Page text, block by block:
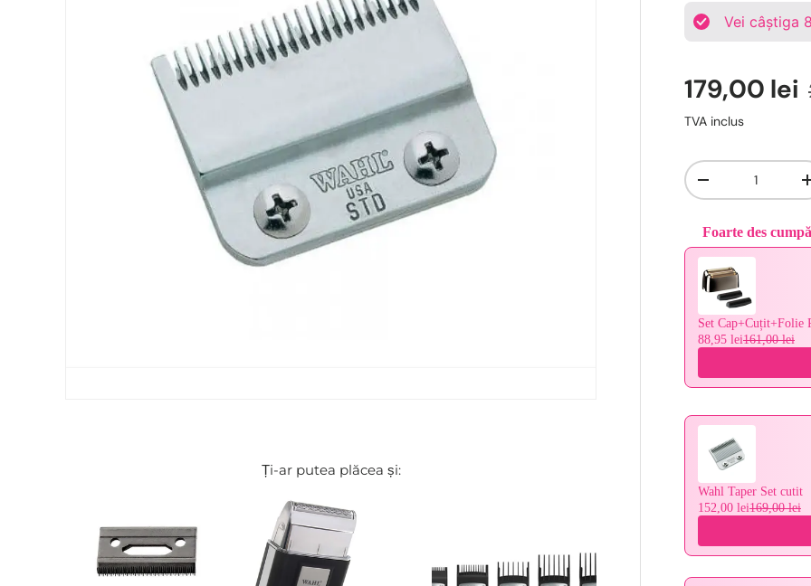
Vei câștiga
179,00 lei
TVA inclus
Cantitate
-
Foarte des
Use the Previous
Set Cap+Cuțit+Folie
88,95 lei161,00 lei
Wahl Taper Set cutit
152,00 lei169,00 lei
Ți-ar putea plăcea și: